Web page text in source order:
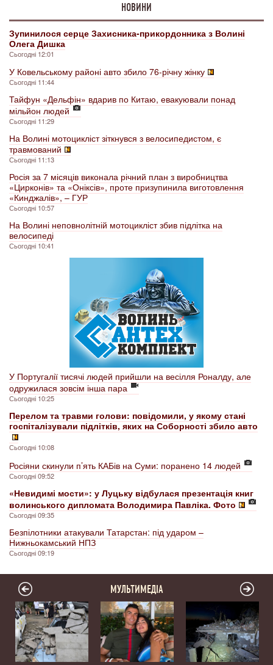
НОВИНИ
Зупинилося серце Захисника-прикордонника з Волині
Олега Дишка
Сьогодні 12:01
У Ковельському районі авто збило 76-річну жінку
Сьогодні 11:44
Тайфун «Дельфін» вдарив по Китаю, евакуювали понад
мільйон людей
Сьогодні 11:29
На Волині мотоцикліст зіткнувся з велосипедистом, є
травмований
Сьогодні 11:13
Росія за 7 місяців виконала річний план з виробництва
«Цирконів» та «Оніксів», проте призупинила виготовлення
«Кинджалів», – ГУР
Сьогодні 10:57
На Волині неповнолітній мотоцикліст збив підлітка на
велосипеді
Сьогодні 10:41
У Португалії тисячі людей прийшли на весілля Роналду, але
одружилася зовсім інша пара
Сьогодні 10:25
Перелом та травми голови: повідомили, у якому стані
госпіталізували підлітків, яких на Соборності збило авто
Сьогодні 10:08
Росіяни скинули п’ять КАБів на Суми: поранено 14 людей
Сьогодні 09:52
«Невидимі мости»: у Луцьку відбулася презентація книг
волинського дипломата Володимира Павліка. Фото
Сьогодні 09:35
Безпілотники атакували Татарстан: під ударом –
Нижньокамський НПЗ
Сьогодні 09:19
МУЛЬТИМЕДІА